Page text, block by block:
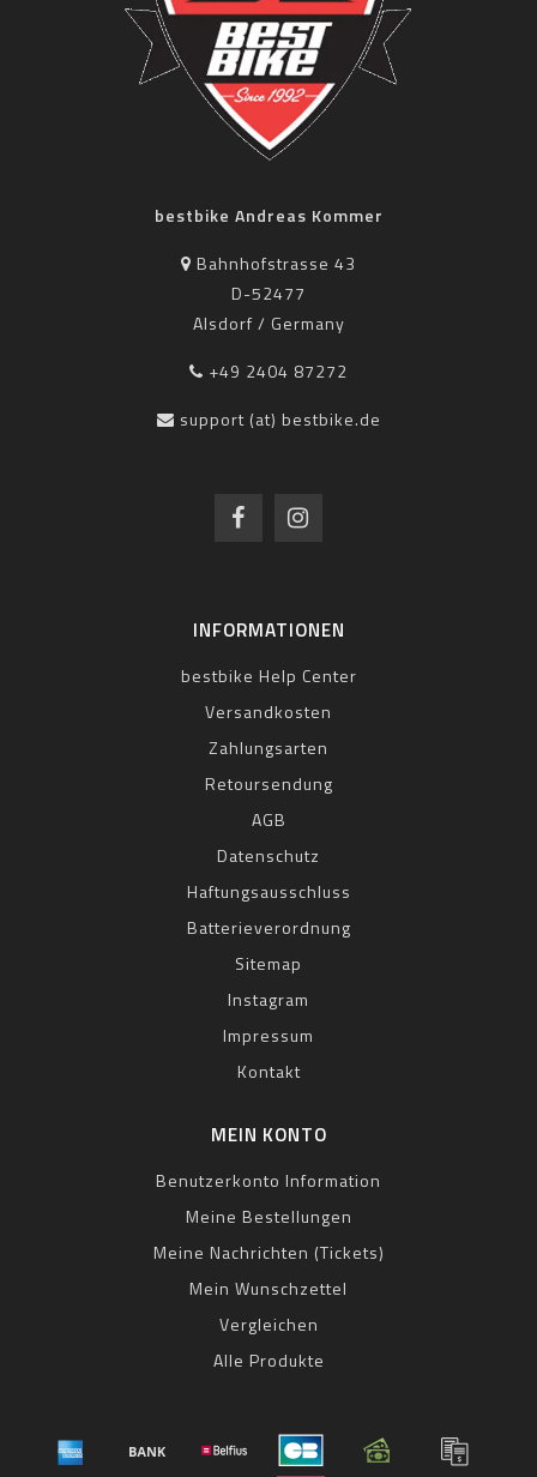
bestbike Andreas Kommer
Bahnhofstrasse 43
D-52477
Alsdorf / Germany
+49 2404 87272
support (at) bestbike.de
INFORMATIONEN
bestbike Help Center
Versandkosten
Zahlungsarten
Retoursendung
AGB
Datenschutz
Haftungsausschluss
Batterieverordnung
Sitemap
Instagram
Impressum
Kontakt
MEIN KONTO
Benutzerkonto Information
Meine Bestellungen
Meine Nachrichten (Tickets)
Mein Wunschzettel
Vergleichen
Alle Produkte